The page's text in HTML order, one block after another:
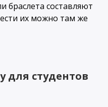
браслета составляют
их можно там же
для студентов